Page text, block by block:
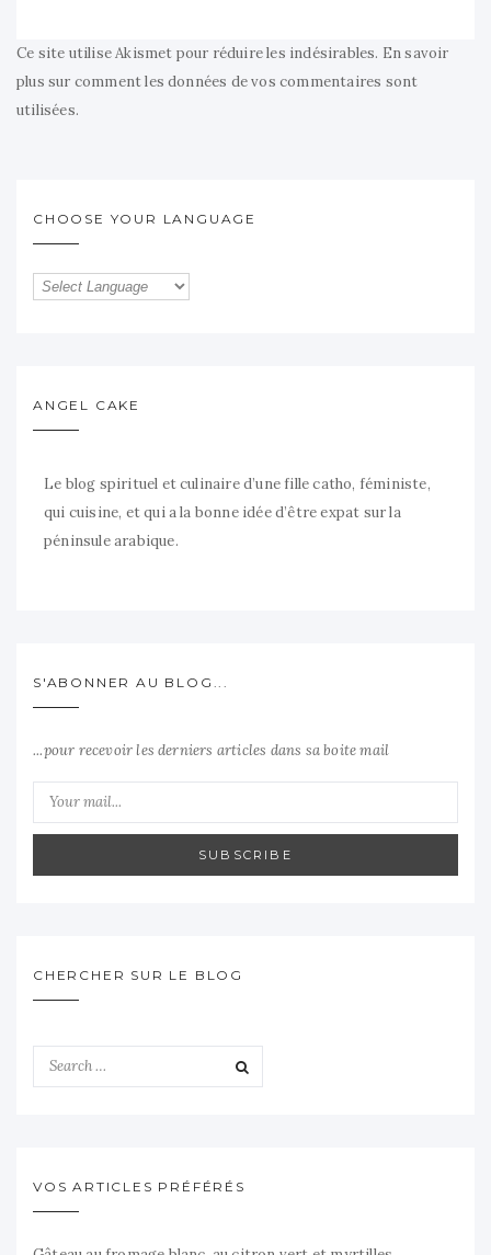
Ce site utilise Akismet pour réduire les indésirables. En savoir
plus sur comment les données de vos commentaires sont
utilisées.
CHOOSE YOUR LANGUAGE
ANGEL CAKE
Le blog spirituel et culinaire d’une fille catho, féministe,
qui cuisine, et qui a la bonne idée d’être expat sur la
péninsule arabique.
S'ABONNER AU BLOG...
...pour recevoir les derniers articles dans sa boite mail
SUBSCRIBE
CHERCHER SUR LE BLOG
VOS ARTICLES PRÉFÉRÉS